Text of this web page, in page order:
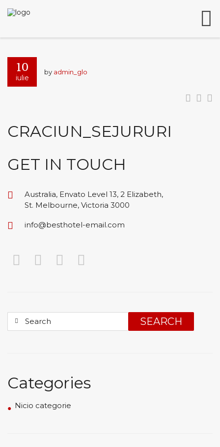
contact@glodeanca.ro
Italian
10
iulie
by admin_glo
CRACIUN_SEJURURI
GET IN TOUCH
Australia, Envato Level 13, 2 Elizabeth,
St. Melbourne, Victoria 3000
info@besthotel-email.com
SEARCH
Categories
Nicio categorie